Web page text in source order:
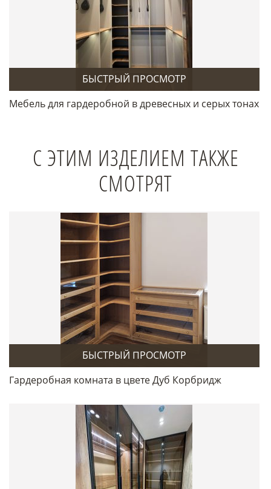
БЫСТРЫЙ ПРОСМОТР
Мебель для гардеробной в древесных и серых тонах
С ЭТИМ ИЗДЕЛИЕМ ТАКЖЕ
СМОТРЯТ
БЫСТРЫЙ ПРОСМОТР
Гардеробная комната в цвете Дуб Корбридж